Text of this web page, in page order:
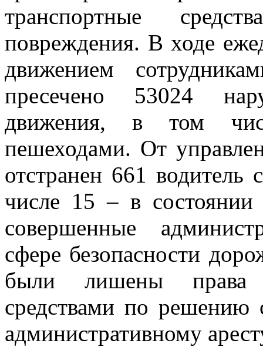
транспортные
повреждения. В ходе
движением
пресечено 53024
движения, в том
пешеходами. От
отстранен 661
числе 15 – в состоянии
совершенные
сфере безопасности
были лишены права
средствами по решению
административному